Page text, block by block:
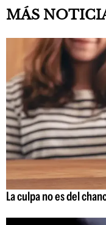
MÁS
La culpa no es del